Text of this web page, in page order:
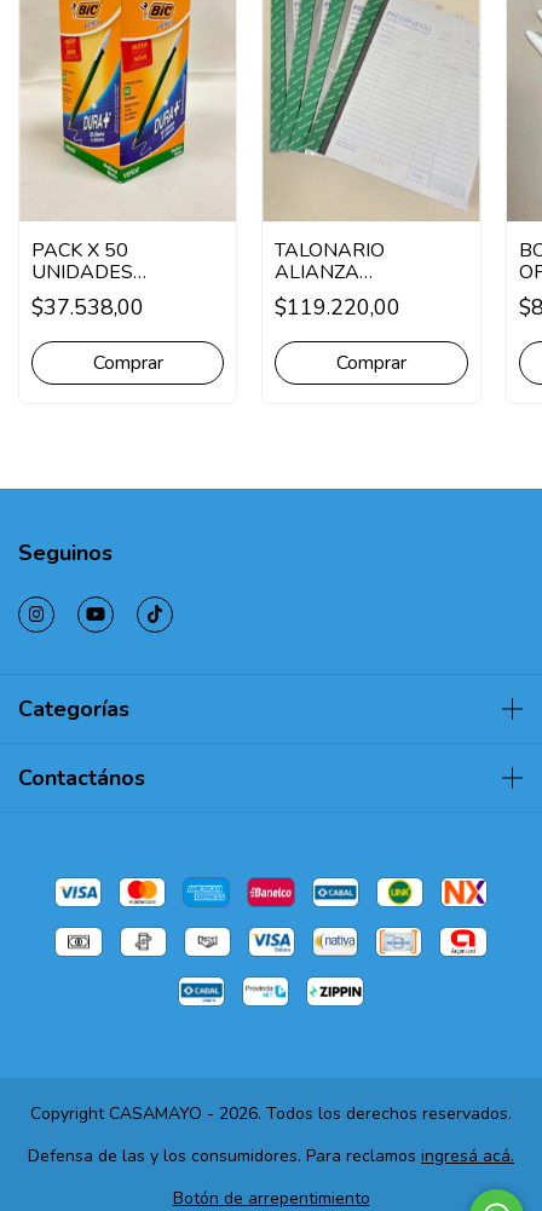
PACK X 50
UNIDADES
BOLIGRAFO BIC
OPACO
$37.538,00
Comprar
TALONARIO
ALIANZA
PRESUPUESTO
GRANDE
DUPLICADO PACK X
60 U.
$119.220,00
Seguinos
Categorías
Contactános
Copyright CASAMAYO - 2026. Todos los derechos reservados.
Defensa de las y los consumidores. Para reclamos ingresá acá.
Botón de arrepentimiento